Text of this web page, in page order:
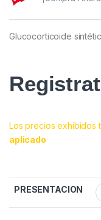
Glucocorticoide
Los precios exhibidos
aplicado
PRESENTACION